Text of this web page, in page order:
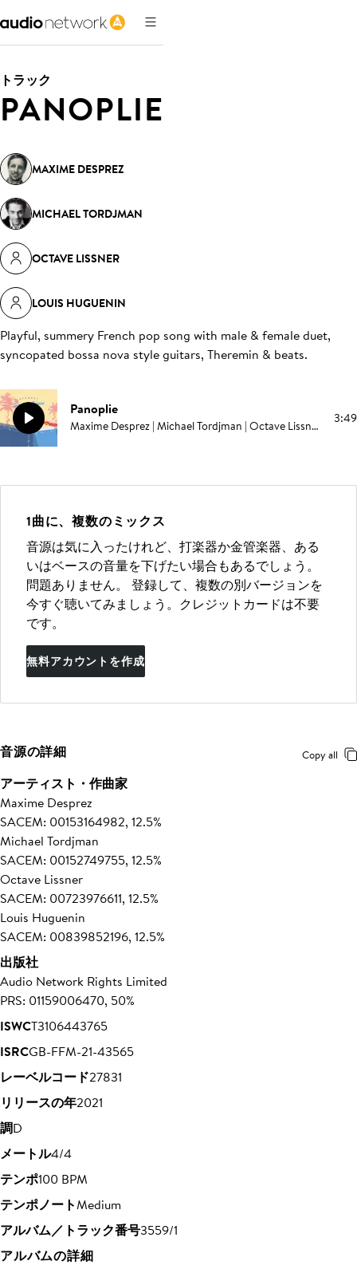
トラック
PANOPLIE
MAXIME DESPREZ
MICHAEL TORDJMAN
OCTAVE LISSNER
LOUIS HUGUENIN
Playful, summery French pop song with male & female duet,
syncopated bossa nova style guitars, Theremin & beats.
Panoplie
Maxime Desprez | Michael Tordjman | Octave Lissner | Louis Huguenin 3:49
1曲に、複数のミックス
音源は気に入ったけれど、打楽器か金管楽器、ある
いはベースの音量を下げたい場合もあるでしょう。
問題ありません。 登録して、複数の別バージョンを
今すぐ聴いてみましょう。クレジットカードは不要
です。
無料アカウントを作成
音源の詳細 Copy all
アーティスト・作曲家
Maxime Desprez
SACEM: 00153164982, 12.5%
Michael Tordjman
SACEM: 00152749755, 12.5%
Octave Lissner
SACEM: 00723976611, 12.5%
Louis Huguenin
SACEM: 00839852196, 12.5%
出版社
Audio Network Rights Limited
PRS: 01159006470, 50%
ISWCT3106443765
ISRCGB-FFM-21-43565
レーベルコード27831
リリースの年2021
調D
メートル4/4
テンポ100 BPM
テンポノートMedium
アルバム／トラック番号3559/1
アルバムの詳細